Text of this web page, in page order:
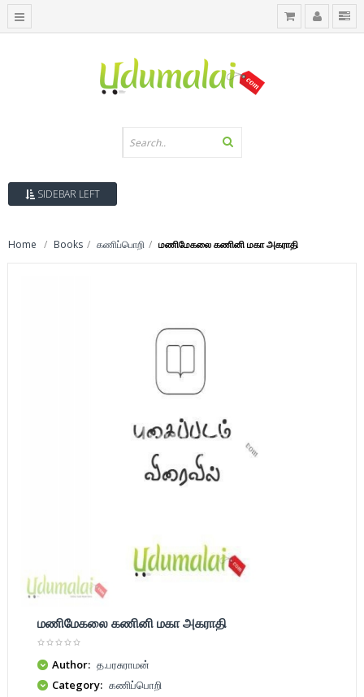
SIDEBAR LEFT
Home Books கணிப்பொறி மணிமேகலை கணினி மகா அகராதி
மணிமேகலை கணினி மகா அகராதி
Author: த.பரசுராமன்
Category: கணிப்பொறி